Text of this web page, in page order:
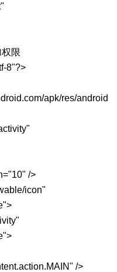
限
8"?>
apk/res/android
/>
icon"
/>